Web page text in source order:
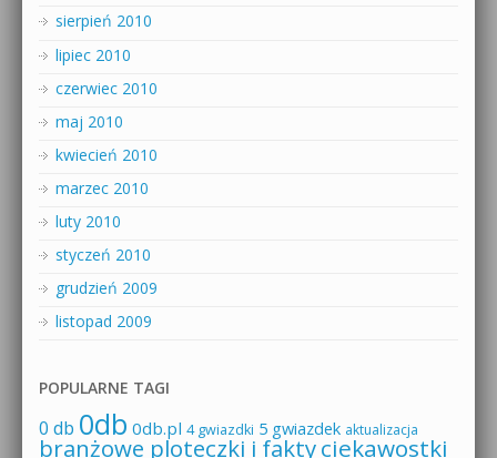
sierpień 2010
lipiec 2010
czerwiec 2010
maj 2010
kwiecień 2010
marzec 2010
luty 2010
styczeń 2010
grudzień 2009
listopad 2009
POPULARNE TAGI
0 db 0db 0db.pl 4 gwiazdki 5 gwiazdek aktualizacja
branżowe ploteczki i faktyciekawostki